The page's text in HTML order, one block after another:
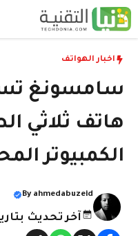
انتقل
إلى
اخبار الهواتف
سامسونغ
هاتف ثلاثي
الكمبيوتر
By ahmedabuzeid
آخر تحديث بتاريخ 27 سبتمبر